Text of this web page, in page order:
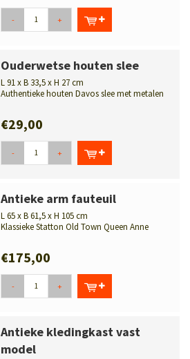
- +
Ouderwetse houten slee
L 91 x B 33,5 x H 27 cm
Authentieke houten Davos slee met metalen
€29,00
- +
Antieke arm fauteuil
L 65 x B 61,5 x H 105 cm
Klassieke Statton Old Town Queen Anne
€175,00
- +
Antieke kledingkast vast
model